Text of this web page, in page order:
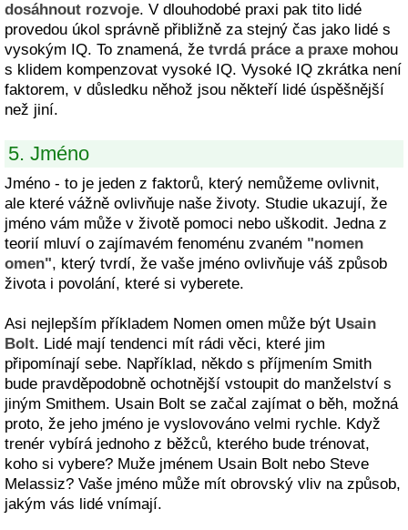
dosáhnout rozvoje. V dlouhodobé praxi pak tito lidé
provedou úkol správně přibližně za stejný čas jako lidé s
vysokým IQ. To znamená, že tvrdá práce a praxe mohou
s klidem kompenzovat vysoké IQ. Vysoké IQ zkrátka není
faktorem, v důsledku něhož jsou někteří lidé úspěšnější
než jiní.
5. Jméno
Jméno - to je jeden z faktorů, který nemůžeme ovlivnit,
ale které vážně ovlivňuje naše životy. Studie ukazují, že
jméno vám může v životě pomoci nebo uškodit. Jedna z
teorií mluví o zajímavém fenoménu zvaném "nomen
omen", který tvrdí, že vaše jméno ovlivňuje váš způsob
života i povolání, které si vyberete.
Asi nejlepším příkladem Nomen omen může být Usain
Bolt. Lidé mají tendenci mít rádi věci, které jim
připomínají sebe. Například, někdo s příjmením Smith
bude pravděpodobně ochotnější vstoupit do manželství s
jiným Smithem. Usain Bolt se začal zajímat o běh, možná
proto, že jeho jméno je vyslovováno velmi rychle. Když
trenér vybírá jednoho z běžců, kterého bude trénovat,
koho si vybere? Muže jménem Usain Bolt nebo Steve
Melassiz? Vaše jméno může mít obrovský vliv na způsob,
jakým vás lidé vnímají.